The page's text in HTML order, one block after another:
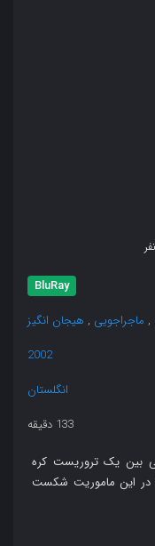
BluRay
, ماجراجویی , هیجان انگیز
2002
انگلستان
133 دقیقه
بین یک تروریست کره
در این ماموریت شکست